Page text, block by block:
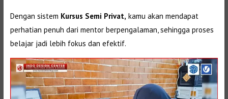
Dengan sistem Kursus Semi Privat, kamu akan mendapat
perhatian penuh dari mentor berpengalaman, sehingga proses
belajar jadi lebih fokus dan efektif.